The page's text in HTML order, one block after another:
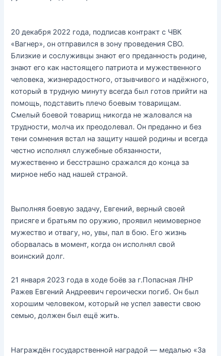
20 декабря 2022 года, подписав контракт с ЧВК
«Вагнер», он отправился в зону проведения СВО.
Близкие и сослуживцы знают его преданность родине,
знают его как настоящего патриота и мужественного
человека, жизнерадостного, отзывчивого и надёжного,
который в трудную минуту всегда был готов прийти на
помощь, подставить плечо боевым товарищам.
Смелый боевой товарищ никогда не жаловался на
трудности, молча их преодолевал. Он преданно и без
тени сомнения встал на защиту нашей родины и всегда
честно исполнял служебные обязанности,
мужественно и бесстрашно сражался до конца за
мирное небо над нашей страной.
Выполняя боевую задачу, Евгений, верный своей
присяге и братьям по оружию, проявил неимоверное
мужество и отвагу, но, увы, пал в бою. Его жизнь
оборвалась в момент, когда он исполнял свой
воинский долг.
21 января 2023 года в ходе боёв за г.Попасная ЛНР
Ражев Евгений Андреевич героически погиб. Он был
хорошим человеком, который не успел завести свою
семью, должен был ещё жить.
Награждён государственной наградой — медалью «За